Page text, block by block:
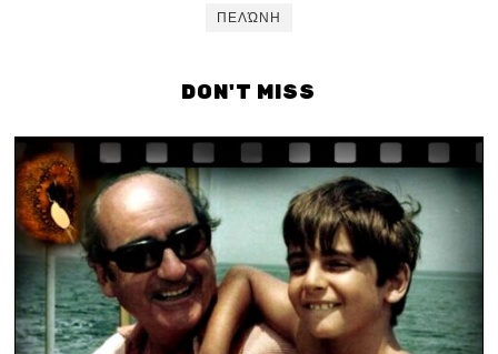
ΠΕΛΏΝΗ
DON'T MISS